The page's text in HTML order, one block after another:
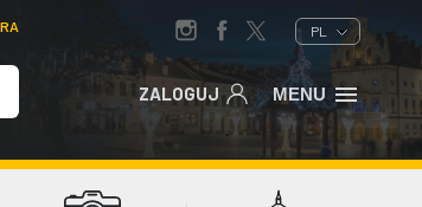
PL
ZALOGUJ MENU